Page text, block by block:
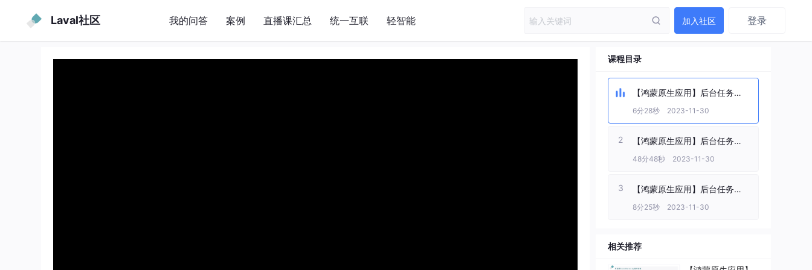
Laval社区 我的问答 案例 直播课汇总 统一互联 轻智能 加入社区 登录
课程目录
【鸿蒙原生应用】后台任务管
理（1）
6分28秒 2023-11-30
2
【鸿蒙原生应用】后台任务管
理（2）
48分48秒 2023-11-30
3
【鸿蒙原生应用】后台任务管
理（3）
8分25秒 2023-11-30
相关推荐